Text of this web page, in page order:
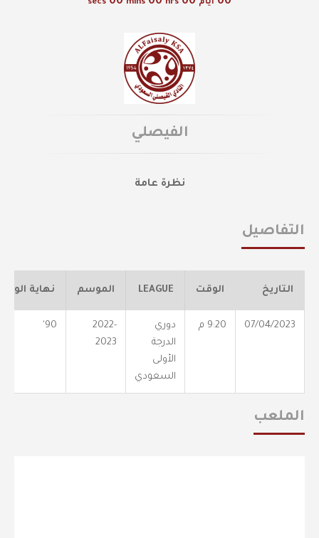
أيام hrs
mins
secs
الفيصلي
نظرة عامة
التفاصيل
التاريخ الوقت LEAGUE الموسم نهاية
07/04/2023 9:20 م
دوري
الدرجة
الأولى
السعودي
2022-
2023
90'
الملعب